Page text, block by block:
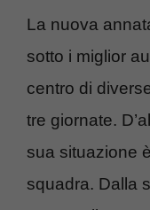
La nuova
sotto i miglior
centro di
tre giornate.
sua situazione
squadra. Dalla